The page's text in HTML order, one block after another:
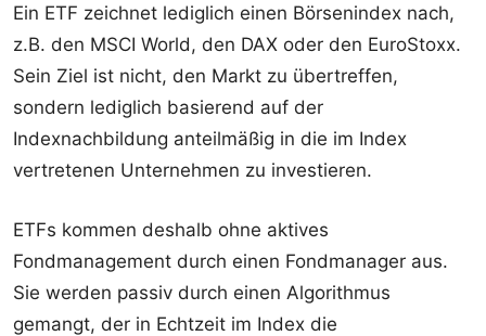
Ein ETF zeichnet lediglich einen Börsenindex nach,
z.B. den MSCI World, den DAX oder den EuroStoxx.
Sein Ziel ist nicht, den Markt zu übertreffen,
sondern lediglich basierend auf der
Indexnachbildung anteilmäßig in die im Index
vertretenen Unternehmen zu investieren.
ETFs kommen deshalb ohne aktives
Fondmanagement durch einen Fondmanager aus.
Sie werden passiv durch einen Algorithmus
gemangt, der in Echtzeit im Index die